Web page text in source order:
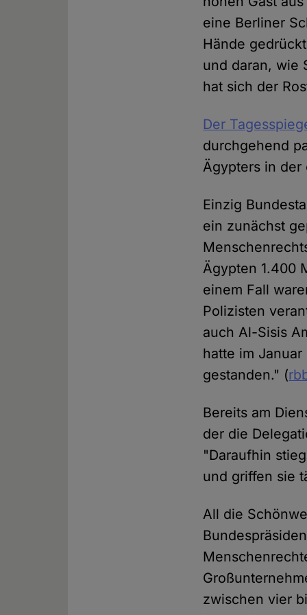
eine Berliner
Hände
und daran, wie
hat sich der
Der
durchgehend
Ägypters in der
Einzig
ein zunächst
Ägypten 1.400
einem Fall
Polizisten
auch Al-Sisis
hatte im
gestanden." (
Bereits am
der die
"Daraufhin
und griffen sie
All die
zwischen vier